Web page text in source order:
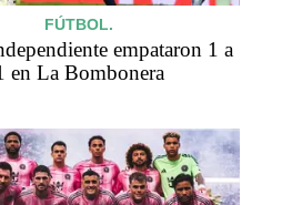
FÚTBOL.
empataron 1 a
en La Bombonera